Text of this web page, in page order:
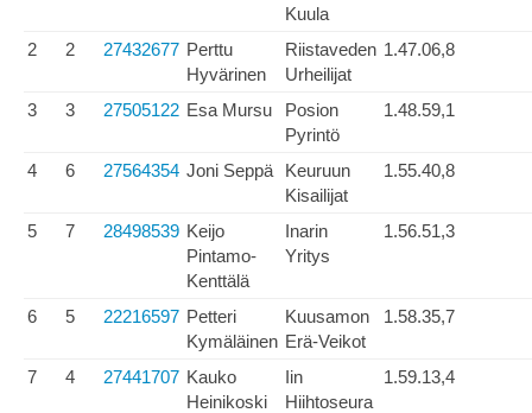
Kuula
2 2 27432677 Perttu
Hyvärinen
Riistaveden
Urheilijat
1.47.06,8
3 3 27505122 Esa Mursu
Posion
Pyrintö
1.48.59,1
4 6 27564354 Joni Seppä
Keuruun
Kisailijat
1.55.40,8
5 7 28498539 Keijo
Pintamo-
Kenttälä
Inarin
Yritys
1.56.51,3
6 5 22216597 Petteri
Kymäläinen
Kuusamon
Erä-Veikot
1.58.35,7
7 4 27441707 Kauko
Heinikoski
Iin
Hiihtoseura
1.59.13,4